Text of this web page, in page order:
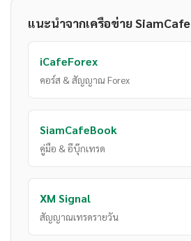
แนะนำจากเครือข่าย SiamCafe
iCafeForex
คอร์ส & สัญญาณ Forex
SiamCafeBook
คู่มือ & อีบุ๊กเทรด
XM Signal
สัญญาณเทรดรายวัน